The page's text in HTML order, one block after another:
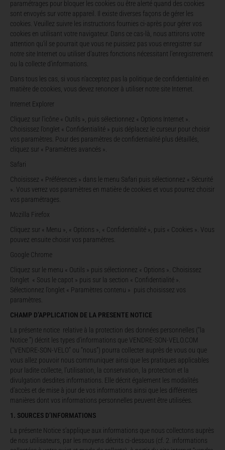
paramétrages pour bloquer les cookies ou être alerté quand des cookies
sont envoyés sur votre appareil. Il existe diverses façons de gérer les
cookies. Veuillez suivre les instructions fournies ci-après pour gérer vos
cookies en utilisant votre navigateur. Dans ce cas-là, nous attirons votre
attention qu’il se pourrait que vous ne puissiez pas vous enregistrer sur
notre site Internet ou utiliser d’autres fonctions nécessitant l’enregistrement
ou la collecte d’informations.
Dans tous les cas, si vous n’acceptez pas la politique de confidentialité en
matière de cookies, vous devez renoncer à utiliser notre site Internet.
Internet Explorer
Cliquez sur l’icône « Outils », puis sélectionnez « Options Internet ».
Choisissez l’onglet « Confidentialité » puis déplacez le curseur pour choisir
vos paramètres. Pour des paramètres de confidentialité plus détaillés,
cliquez sur « Paramètres avancés ».
Safari
Choisissez « Préférences » dans le menu Safari puis sélectionnez « Sécurité
». Vous verrez vos paramètres en matière de cookies et vous pourrez choisir
vos paramétrages.
Mozilla Firefox
Cliquez sur « Menu », « Options », « Confidentialité », puis « Cookies ». Vous
pouvez ensuite choisir vos paramètres.
Google Chrome
Cliquez sur le menu « Outils » puis sélectionnez « Options ». Choisissez
l’onglet « Sous le capot » puis sur la section « Confidentialité ».
Sélectionnez l’onglet « Paramètres contenu » puis choisissez vos
paramètres.
CHAMP D’APPLICATION DE LA PRESENTE NOTICE
La présente notice relative à la protection des données personnelles (“la
Notice ”) décrit les types d’informations que VENDRE-SON-VELO.COM
(“VENDRE-SON-VELO” ou “nous”) pourra collecter auprès de vous ou que
vous allez pouvoir nous communiquer ainsi que les pratiques applicables
pour ladite collecte, l’utilisation, la conservation, la protection et la
divulgation desdites informations. Elle décrit également les modalités
d’accès et de mise à jour de vos informations ainsi que les différentes
manières dont vos informations personnelles peuvent être utilisées.
1. SOURCES D’INFORMATIONS
La présente Notice s’applique aux informations que nous collectons auprès
de nos utilisateurs, par les moyens décrits ci-dessous (cf. 2. informations